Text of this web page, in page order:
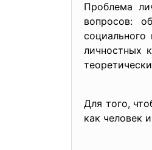
Проблема
вопросов:
личностных
Для того,
как человек